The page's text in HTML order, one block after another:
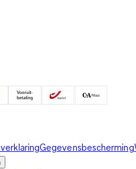
Gegevensbescherming